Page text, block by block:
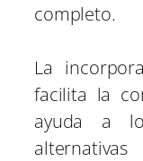
completo.
La
facilita la
ayuda a